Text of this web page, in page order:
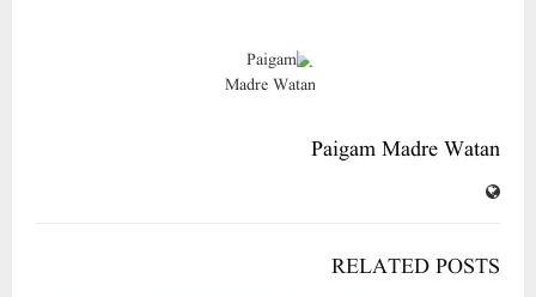
Paigam Madre Watan
RELATED POSTS